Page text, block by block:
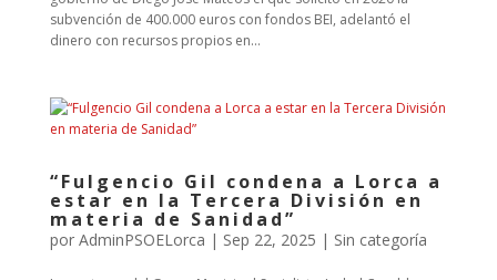
subvención de 400.000 euros con fondos BEI, adelantó el
dinero con recursos propios en...
“Fulgencio Gil condena a Lorca a
estar en la Tercera División en
materia de Sanidad”
por AdminPSOELorca | Sep 22, 2025 | Sin categoría